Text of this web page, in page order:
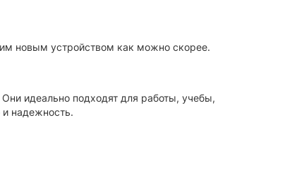
новым устройством как можно скорее.
идеально подходят для работы, учебы,
и надежность.